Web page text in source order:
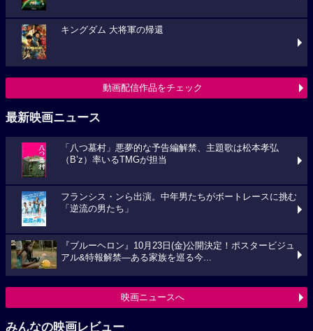
キングダム 大将軍の帰還
動画配信作品をチェック
最新映画ニュース
「八つ墓村」悪夢的な予告編解禁、主題歌は松本孝弘
（B’z）率いるTMGが担当
フランシス・ンら出演。中年男たちがボートレースに挑む
「逆流の男たち」
『ブルーヘロン』10月23日(金)公開決定！ポスタービジュ
アル&特報解禁―ある家族を巡る今...
映画ニュースへ
みんなの映画レビュー